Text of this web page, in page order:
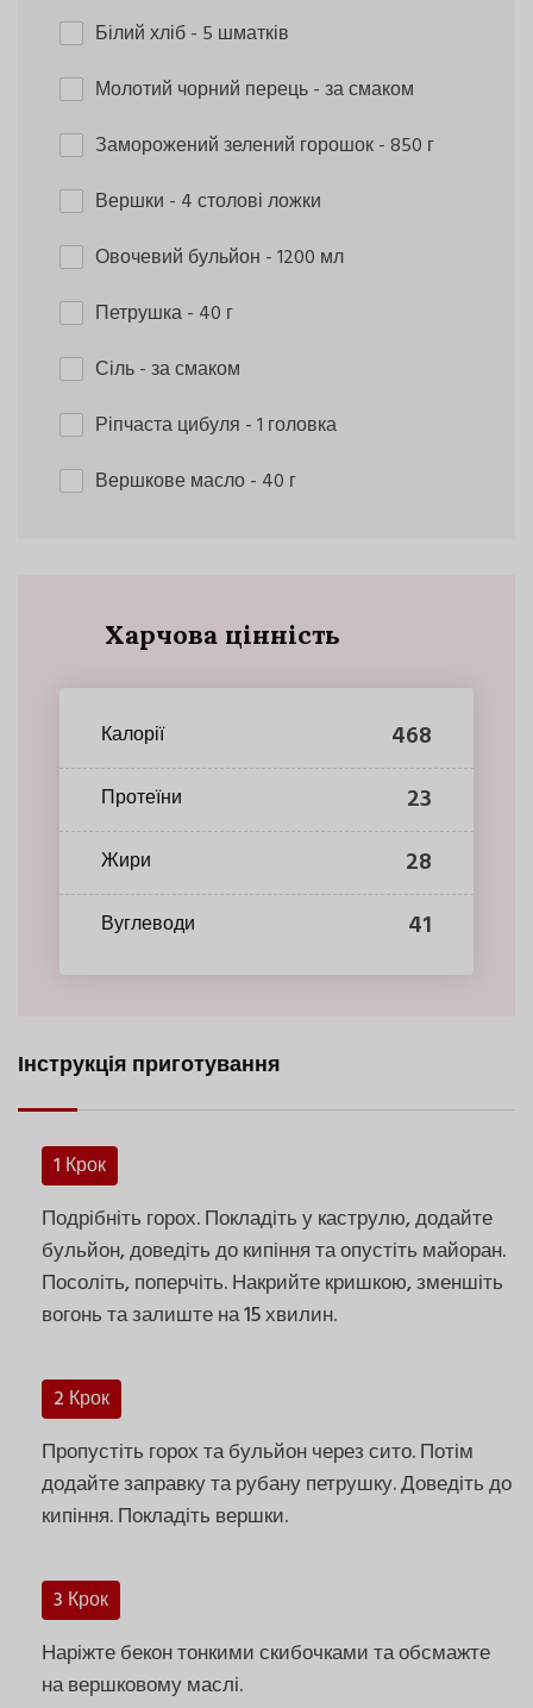
Білий хліб- 5 шматків
Молотий чорний перець- за смаком
Заморожений зелений горошок- 850 г
Вершки - 4 столові ложки
Овочевий бульйон - 1200 мл
Петрушка- 40 г
Сіль- за смаком
Ріпчаста цибуля - 1 головка
Вершкове масло- 40 г
Харчова цінність
Калорії 468
Протеїни 23
Жири 28
Вуглеводи 41
Інструкція приготування
1 Крок
Подрібніть горох. Покладіть у каструлю, додайте
бульйон, доведіть до кипіння та опустіть майоран.
Посоліть, поперчіть. Накрийте кришкою, зменшіть
вогонь та залиште на 15 хвилин.
2 Крок
Пропустіть горох та бульйон через сито. Потім
додайте заправку та рубану петрушку. Доведіть до
кипіння. Покладіть вершки.
3 Крок
Наріжте бекон тонкими скибочками та обсмажте
на вершковому маслі.